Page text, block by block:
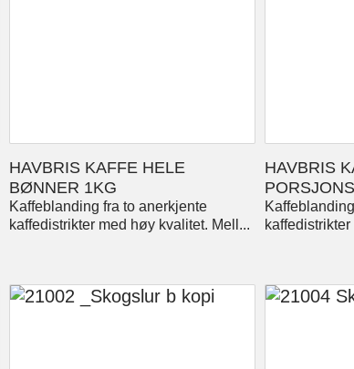
HAVBRIS KAFFE HELE
BØNNER 1KG
Kaffeblanding fra to anerkjente
kaffedistrikter med høy kvalitet. Mell...
HAVBRIS